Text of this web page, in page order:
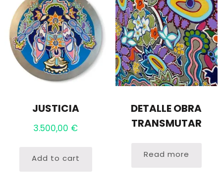
JUSTICIA
3.500,00 €
Add to cart
DETALLE OBRA
TRANSMUTAR
Read more